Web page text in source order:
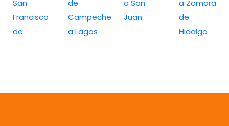
San
Francisco
de
de
Campeche
a Lagos
a San
Juan
a Zamora
de
Hidalgo